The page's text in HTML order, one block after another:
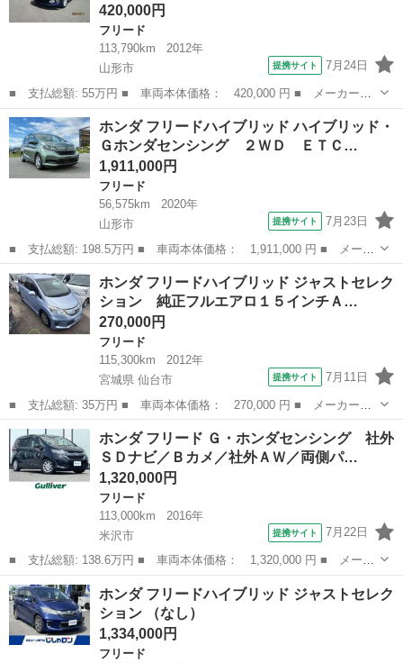
420,000円
フリード
113,790km
2012年
山形市
提携サイト 7月24日
■ 支払総額: 55万円 ■ 車両本体価格： 420,000 円 ■ メーカー
名： ホンダ ■ 車種名： フリードハイブリッド ■ グレード
名： ジャストセレクション ワンセグ ナビ ＥＴＣ ＡＷ Ｐ
Ｓ ＰＷ ＡＢＳ スマ...
山形 山形市 フリード
ホンダ フリードハイブリッド ハイブリッド・
Ｇホンダセンシング ２ＷＤ ＥＴＣ…
1,911,000円
フリード
56,575km
2020年
山形市
提携サイト 7月23日
■ 支払総額: 198.5万円 ■ 車両本体価格： 1,911,000 円 ■ メーカ
ー名： ホンダ ■ 車種名： フリードハイブリッド ■ グレード
名： ハイブリッド・Ｇホンダセンシング ２ＷＤ ＥＴＣ ナビ
バックカメ...
山形 山形市 フリード
ホンダ フリードハイブリッド ジャストセレク
ション 純正フルエアロ１５インチＡ…
270,000円
フリード
115,300km
2012年
宮城県 仙台市
提携サイト 7月11日
■ 支払総額: 35万円 ■ 車両本体価格： 270,000 円 ■ メーカー
名： ホンダ ■ 車種名： フリードハイブリッド ■ グレード
名： ジャストセレクション 純正フルエアロ１５インチＡＷ／ＳＤ
ナビＴＶフルセグバッ...
宮城 仙台市 フリード
ホンダ フリード Ｇ・ホンダセンシング 社外
ＳＤナビ／Ｂカメ／社外ＡＷ／両側パ…
1,320,000円
フリード
113,000km
2016年
米沢市
提携サイト 7月22日
■ 支払総額: 138.6万円 ■ 車両本体価格： 1,320,000 円 ■ メーカ
ー名： ホンダ ■ 車種名： フリード ■ グレード名： Ｇ・ホン
ダセンシング 社外ＳＤナビ／Ｂカメ／社外ＡＷ／両側パワスラドア
／純正フ...
山形 米沢市 フリード
ホンダ フリードハイブリッド ジャストセレク
ション （なし）
1,334,000円
フリード